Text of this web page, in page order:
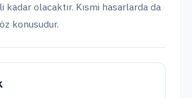
kadar olacaktır. Kısmi hasarlarda da
konusudur.